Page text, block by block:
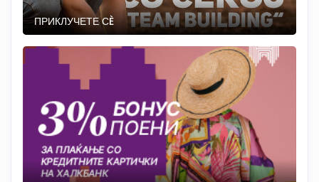
ПРИКЛУЧЕТЕ СÈ